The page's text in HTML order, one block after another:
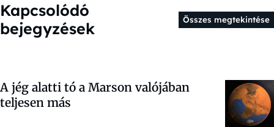
Kapcsolódó
bejegyzések
Összes megtekintése
A jég alatti tó a Marson valójában
teljesen más